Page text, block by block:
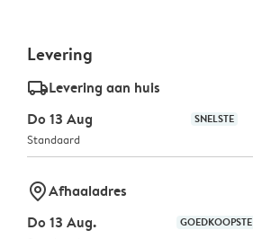
Levering
delivery_standard_v2Levering aan huis
Do 13 Aug
SNELSTE
Standaard
marker-pinAfhaaladres
Do 13 Aug.
GOEDKOOPSTE